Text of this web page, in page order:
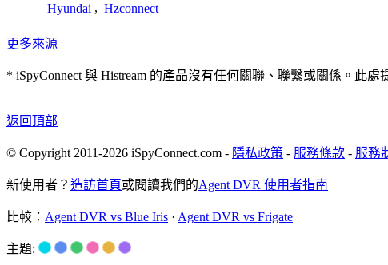
Hyundai , Hzconnect
更多來源
* iSpyConnect 與 Histream 的產品沒有任何關聯、聯繫或關係。此
返回頂部
© Copyright 2011-2026 iSpyConnect.com - 隱私政策 - 服務條款 - 服務
新使用者？ 造訪首頁或閱讀我們的Agent DVR 使用者指南
比較： Agent DVR vs Blue Iris · Agent DVR vs Frigate
主題: